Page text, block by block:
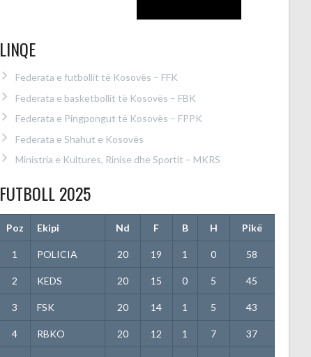
LINQE
Federata e futbollit të Kosovës – FFK
Federata e basketbollit të Kosovës – FBK
Federata e Pingpongut të Kosovës – FPPK
Federata e Shahut e Kosovës
Ministria e Kultures, Rinise dhe Sportit – MKRS
FUTBOLL 2025
Poz Ekipi Nd F B H Pikë
1 POLICIA 20 19 1 0 58
2 KEDS 20 15 0 5 45
3 FSK 20 14 1 5 43
4 RBKO 20 12 1 7 37